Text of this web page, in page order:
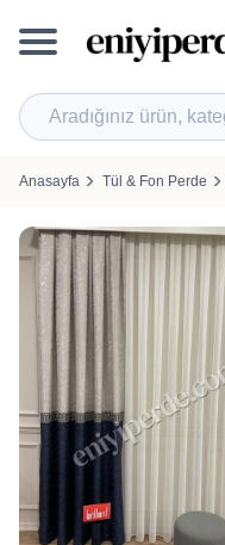
Anasayfa Tül & Fon Perde